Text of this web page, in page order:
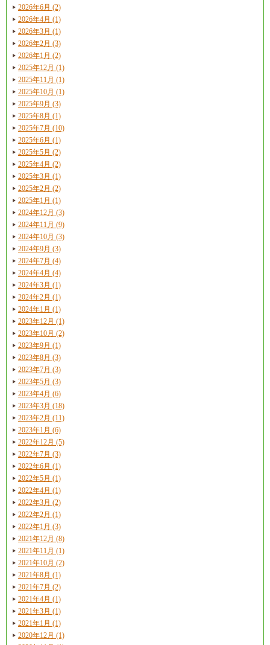
2026年6月 (2)
2026年4月 (1)
2026年3月 (1)
2026年2月 (3)
2026年1月 (2)
2025年12月 (1)
2025年11月 (1)
2025年10月 (1)
2025年9月 (3)
2025年8月 (1)
2025年7月 (10)
2025年6月 (1)
2025年5月 (2)
2025年4月 (2)
2025年3月 (1)
2025年2月 (2)
2025年1月 (1)
2024年12月 (3)
2024年11月 (9)
2024年10月 (3)
2024年9月 (3)
2024年7月 (4)
2024年4月 (4)
2024年3月 (1)
2024年2月 (1)
2024年1月 (1)
2023年12月 (1)
2023年10月 (2)
2023年9月 (1)
2023年8月 (3)
2023年7月 (3)
2023年5月 (3)
2023年4月 (6)
2023年3月 (18)
2023年2月 (11)
2023年1月 (6)
2022年12月 (5)
2022年7月 (3)
2022年6月 (1)
2022年5月 (1)
2022年4月 (1)
2022年3月 (2)
2022年2月 (1)
2022年1月 (3)
2021年12月 (8)
2021年11月 (1)
2021年10月 (2)
2021年8月 (1)
2021年7月 (2)
2021年4月 (1)
2021年3月 (1)
2021年1月 (1)
2020年12月 (1)